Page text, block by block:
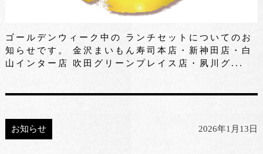
ゴールデンウィーク中の ランチセットについてのお
知らせです。 金沢まいもん寿司本店・新神田店・白
山インター店 吹田グリーンプレイス店・夙川グ...
お知らせ 2026年1月13日